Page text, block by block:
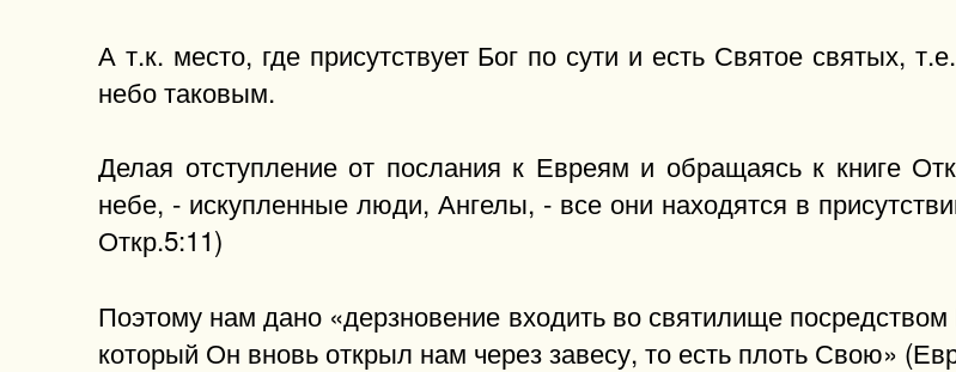
А т.к. место, где присутствует Бог по сути и есть Святое святых,
небо таковым.
Делая отступление от послания к Евреям и обращаясь к книге
небе, - искупленные люди, Ангелы, - все они находятся в
Откр.5:11)
Поэтому нам дано «дерзновение входить во святилище
который Он вновь открыл нам через завесу, то есть плоть Свою»